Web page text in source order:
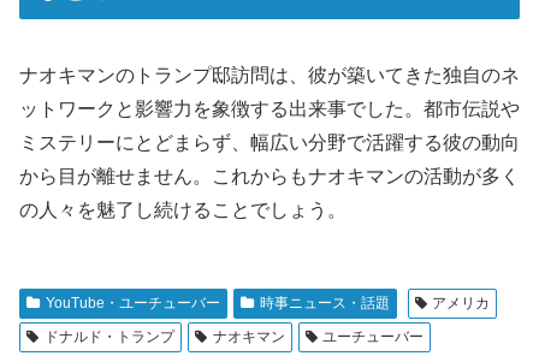
ナオキマンのトランプ邸訪問は、彼が築いてきた独自のネ
ットワークと影響力を象徴する出来事でした。都市伝説や
ミステリーにとどまらず、幅広い分野で活躍する彼の動向
から目が離せません。これからもナオキマンの活動が多く
の人々を魅了し続けることでしょう。
YouTube・ユーチューバー 時事ニュース・話題
アメリカ
ドナルド・トランプ
ナオキマン ユーチューバー